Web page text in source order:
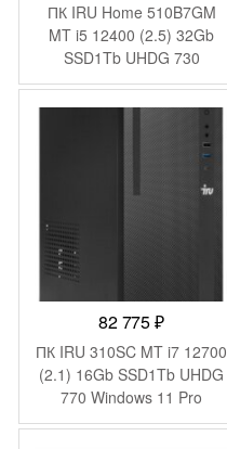
ПК IRU Home 510B7GM
MT i5 12400 (2.5) 32Gb
SSD1Tb UHDG 730
FreeDOS GbitEth 700W
черный (2074957)
82 775₽
ПК IRU 310SC MT i7 12700
(2.1) 16Gb SSD1Tb UHDG
770 Windows 11 Pro
GbitEth 200W черный